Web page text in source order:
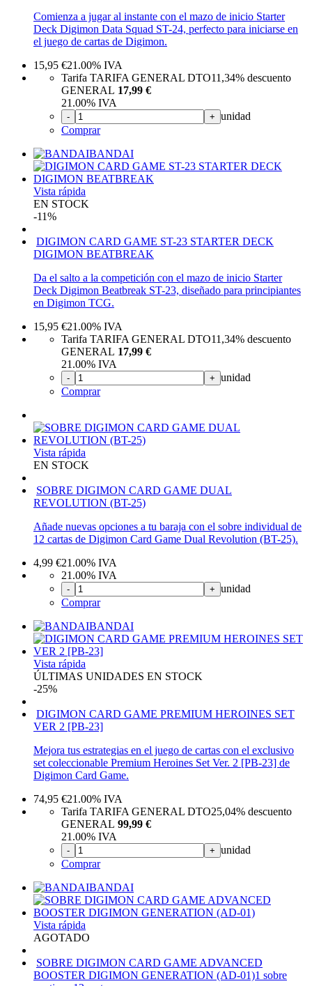
Comienza a jugar al instante con el mazo de inicio Starter
Deck Digimon Data Squad ST-24, perfecto para iniciarse en
el juego de cartas de Digimon.
15,95 €21.00% IVA
Tarifa TARIFA GENERAL DTO11,34% descuento
GENERAL 17,99 €
21.00% IVA
- + unidad
Comprar
BANDAI
Vista rápida
EN STOCK
-11%
DIGIMON CARD GAME ST-23 STARTER DECK
DIGIMON BEATBREAK
Da el salto a la competición con el mazo de inicio Starter
Deck Digimon Beatbreak ST-23, diseñado para principiantes
en Digimon TCG.
15,95 €21.00% IVA
Tarifa TARIFA GENERAL DTO11,34% descuento
GENERAL 17,99 €
21.00% IVA
- + unidad
Comprar
Vista rápida
EN STOCK
SOBRE DIGIMON CARD GAME DUAL
REVOLUTION (BT-25)
Añade nuevas opciones a tu baraja con el sobre individual de
12 cartas de Digimon Card Game Dual Revolution (BT-25).
4,99 €21.00% IVA
21.00% IVA
- + unidad
Comprar
BANDAI
Vista rápida
ÚLTIMAS UNIDADES EN STOCK
-25%
DIGIMON CARD GAME PREMIUM HEROINES SET
VER 2 [PB-23]
Mejora tus estrategias en el juego de cartas con el exclusivo
set coleccionable Premium Heroines Set Ver. 2 [PB-23] de
Digimon Card Game.
74,95 €21.00% IVA
Tarifa TARIFA GENERAL DTO25,04% descuento
GENERAL 99,99 €
21.00% IVA
- + unidad
Comprar
BANDAI
Vista rápida
AGOTADO
SOBRE DIGIMON CARD GAME ADVANCED
BOOSTER DIGIMON GENERATION (AD-01)1 sobre